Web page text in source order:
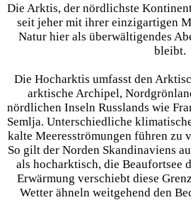
Die Arktis, der nördlichste
seit jeher mit ihrer einzigartigen
Natur hier als überwältigendes
bleibt.
Die Hocharktis umfasst den
arktische Archipel,
nördlichen Inseln Russlands wie
Semlja. Unterschiedliche
kalte Meeresströmungen führen zu
So gilt der Norden Skandinaviens
als hocharktisch, die Beaufortsee
Erwärmung verschiebt diese
Wetter ähneln weitgehend den